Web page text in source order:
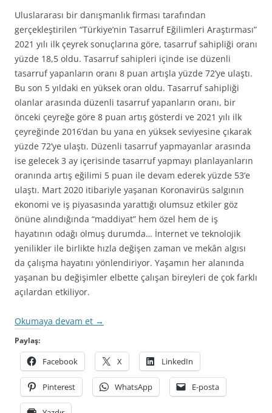
Uluslararası bir danışmanlık firması tarafından
gerçekleştirilen “Türkiye’nin Tasarruf Eğilimleri Araştırması”
2021 yılı ilk çeyrek sonuçlarına göre, tasarruf sahipliği oranı
yüzde 18,5 oldu. Tasarruf sahipleri içinde ise düzenli
tasarruf yapanların oranı 8 puan artışla yüzde 72’ye ulaştı.
Bu son 5 yıldaki en yüksek oran oldu. Tasarruf sahipliği
olanlar arasında düzenli tasarruf yapanların oranı, bir
önceki çeyreğe göre 8 puan artış gösterdi ve 2021 yılı ilk
çeyreğinde 2016’dan bu yana en yüksek seviyesine çıkarak
yüzde 72’ye ulaştı. Düzenli tasarruf yapmayanlar arasında
ise gelecek 3 ay içerisinde tasarruf yapmayı planlayanların
oranında artış eğilimi 5 puan ile devam ederek yüzde 53’e
ulaştı. Mart 2020 itibariyle yaşanan Koronavirüs salgının
ekonomi ve iş piyasasında yarattığı olumsuz etkiler göz
önüne alındığında “maddiyat” hem özel hem de iş
hayatının odağı olmuş durumda… İnternet ve teknolojik
yenilikler ile birlikte hızla değişen zaman ve mekân algısı
da çalışma hayatını yönlendiriyor. Yaşamın her alanında
yaşanan bu değişimler elbette çalışan bireyleri de çok farklı
açılardan etkiliyor.
Okumaya devam et →
Paylaş:
Facebook X LinkedIn
Pinterest WhatsApp E-posta